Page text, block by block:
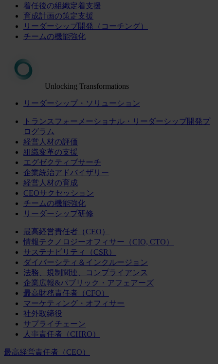
着任後の組織定着支援
育成計画の策定支援
リーダーシップ開発（コーチング）
チームの機能強化
Unlocking Transformations
リーダーシップ・ソリューション
トランスフォーメーショナル・リーダーシップ開発プ
ログラム
経営人材の評価
組織変革の支援
エグゼクティブサーチ
企業統治アドバイザリー
経営人材の育成
CEOサクセッション
チームの機能強化
リーダーシップ研修
最高経営責任者（CEO）
情報テクノロジーオフィサー（CIO, CTO）
サステナビリティ（CSR）
ダイバーシティ＆インクルージョン
法務、規制関連、コンプライアンス
企業広報&パブリック・アフェアーズ
最高財務責任者（CFO）
マーケティング・オフィサー
社外取締役
サプライチェーン
人事責任者（CHRO）
最高経営責任者（CEO）